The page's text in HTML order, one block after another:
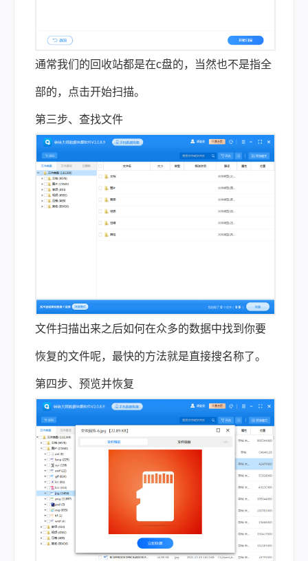
通常我们的回收站都是在c盘的，当然也不是指全
部的，点击开始扫描。
第三步、查找文件
文件扫描出来之后如何在众多的数据中找到你要
恢复的文件呢，最快的方法就是直接搜名称了。
第四步、预览并恢复